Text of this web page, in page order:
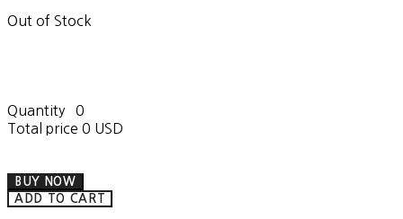
Out of Stock
Quantity
0
Total price 0 USD
BUY NOW
ADD TO CART